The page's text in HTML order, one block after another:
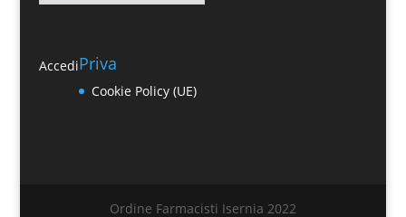
AccediPriva
Cookie Policy (UE)
Ordine Farmacisti Isernia 2022